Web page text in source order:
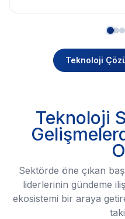
Teknoloji
Teknoloji
Sektörde öne çıkan
liderlerinin gündeme
ekosistemi bir araya